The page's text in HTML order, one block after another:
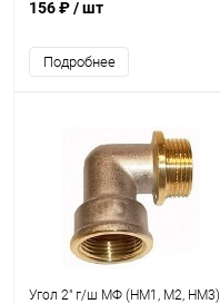
156 ₽/ шт
Подробнее
Угол 2" г/ш МФ (НМ1, М2, НМ3)